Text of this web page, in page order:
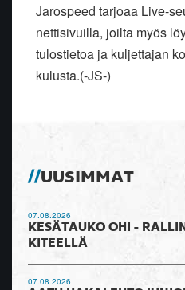
Jarospeed tarjoaa Live-
nettisivuilla, joilta myös
tulostietoa ja kuljettajan
kulusta.(-JS-)
UUSIMMAT
07.08.2026
KESÄTAUKO OHI -
KITEELLÄ
07.08.2026